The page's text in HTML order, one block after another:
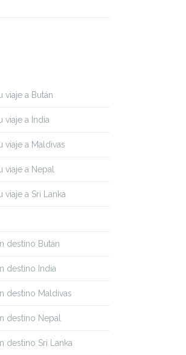
viaje a Bután
viaje a India
viaje a Maldivas
viaje a Nepal
viaje a Sri Lanka
destino Bután
destino India
destino Maldivas
destino Nepal
destino Sri Lanka